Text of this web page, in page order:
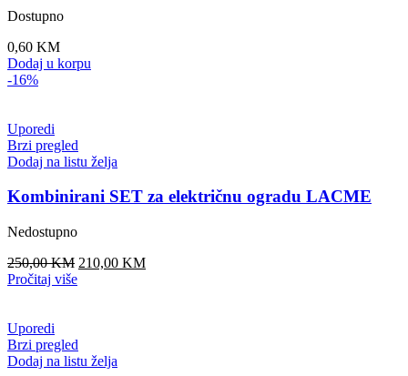
Dostupno
0,60 KM
Dodaj u korpu
-16%
Uporedi
Brzi pregled
Dodaj na listu želja
Kombinirani SET za električnu ogradu LACME
Nedostupno
250,00KM Original
210,00 KMCurrent
Pročitaj više
Uporedi
Brzi pregled
Dodaj na listu želja